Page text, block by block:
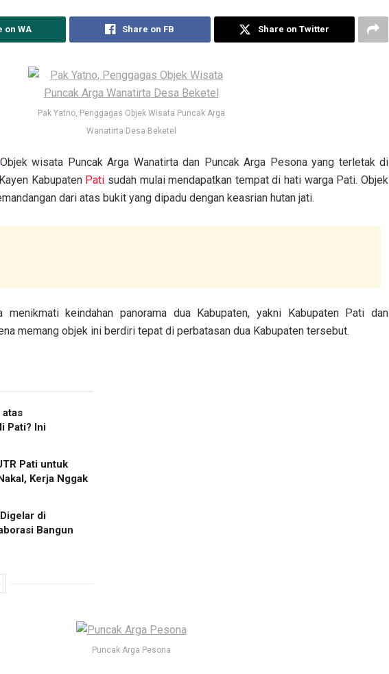
on WA Share on FB Share on Twitter
Pak Yatno, Penggagas Objek Wisata Puncak Arga
Wanatirta Desa Beketel
wisata Puncak Arga Wanatirta dan Puncak Arga Pesona yang terletak di
Kabupaten Pati sudah mulai mendapatkan tempat di hati warga Pati. Objek
dari atas bukit yang dipadu dengan keasrian hutan jati.
menikmati keindahan panorama dua Kabupaten, yakni Kabupaten Pati dan
memang objek ini berdiri tepat di perbatasan dua Kabupaten tersebut.
atas
Pati? Ini
Pati untuk
Kerja Nggak
di
Bangun
Puncak Arga Pesona